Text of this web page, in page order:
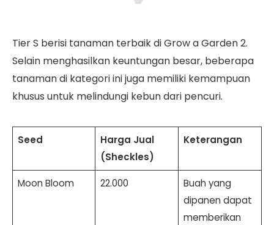
Tier S berisi tanaman terbaik di Grow a Garden 2.
Selain menghasilkan keuntungan besar, beberapa
tanaman di kategori ini juga memiliki kemampuan
khusus untuk melindungi kebun dari pencuri.
Seed
Harga Jual
(Sheckles)
Keterangan
Moon Bloom 22.000
Buah yang
dipanen dapat
memberikan